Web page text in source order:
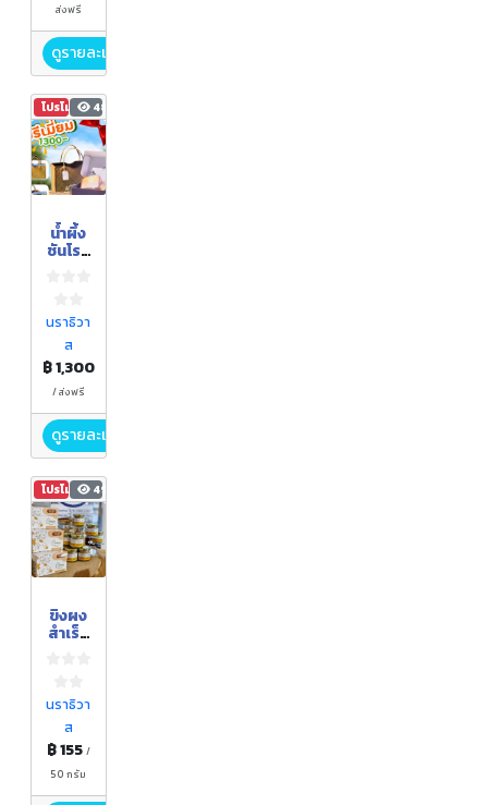
ส่งฟรี
ดูรายละเอียด
โปรโมชัน485
น้ำผึ้ง
ชันโรง
นราธิวา
ส
฿ 1,300
/ ส่งฟรี
ดูรายละเอียด
โปรโมชัน490
ขิงผง
สำเร็จ
นราธิวา
ส
฿ 155 /
50 กรัม